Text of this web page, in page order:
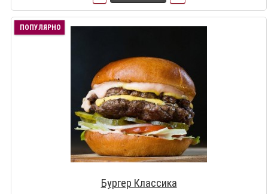
ПОПУЛЯРНО
Бургер Классика